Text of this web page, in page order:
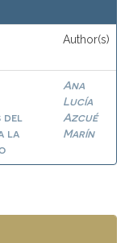
Author(s)
del
la
Ana
Lucía
Azcué
Marín